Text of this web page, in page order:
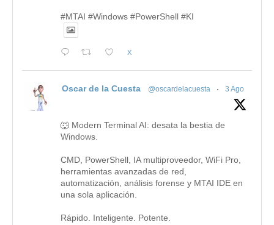
#MTAI #Windows #PowerShell #KI
X
Oscar de la Cuesta @oscardelacuesta · 3 Ago
🐺 Modern Terminal AI: desata la bestia de
Windows.
CMD, PowerShell, IA multiproveedor, WiFi Pro,
herramientas avanzadas de red,
automatización, análisis forense y MTAI IDE en
una sola aplicación.
Rápido. Inteligente. Potente.